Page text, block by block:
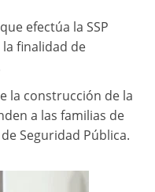
efectúa la SSP
finalidad de
la construcción de la
a las familias de
Seguridad Pública.